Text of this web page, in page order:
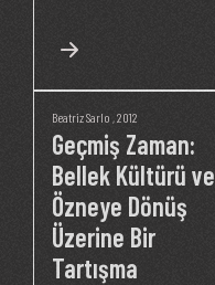
Beatriz Sarlo , 2012
Geçmiş Zaman:
Bellek Kültürü ve
Özneye Dönüş
Üzerine Bir
Tartışma